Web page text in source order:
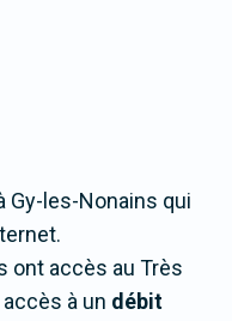
Gy-les-Nonains qui
ont accès au Très
à un débit